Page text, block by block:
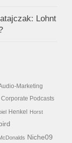
Lohnt
Marketing
Corporate Podcasts
Henkel Horst
Niche09